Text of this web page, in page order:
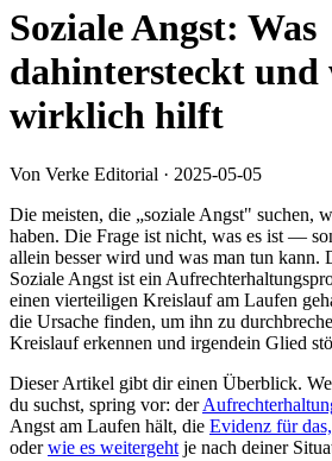
Soziale Angst: Was
dahintersteckt und
wirklich hilft
Von Verke Editorial · 2025-05-05
Die meisten, die „soziale Angst" suchen,
haben. Die Frage ist nicht, was es ist —
allein besser wird und was man tun kann.
Soziale Angst ist ein
einen vierteiligen Kreislauf am Laufen
die Ursache finden, um ihn zu
Kreislauf erkennen und irgendein Glied
Dieser Artikel gibt dir einen Überblick.
du suchst, spring vor: der
Angst am Laufen hält, die Evidenz für
oderwie es weitergeht je nach deiner